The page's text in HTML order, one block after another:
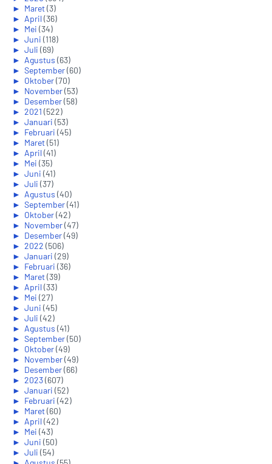
► Maret(3)
► April(36)
► Mei (34)
► Juni (118)
► Juli (69)
► Agustus (63)
► September(60)
► Oktober(70)
► November(53)
► Desember(58)
► 2021 (522)
► Januari (53)
► Februari (45)
► Maret(51)
► April(41)
► Mei (35)
► Juni (41)
► Juli (37)
► Agustus (40)
► September(41)
► Oktober(42)
► November(47)
► Desember(49)
► 2022 (506)
► Januari (29)
► Februari (36)
► Maret(39)
► April(33)
► Mei (27)
► Juni (45)
► Juli (42)
► Agustus (41)
► September(50)
► Oktober(49)
► November(49)
► Desember(66)
► 2023(607)
► Januari (52)
► Februari (42)
► Maret(60)
► April(42)
► Mei (43)
► Juni (50)
► Juli (54)